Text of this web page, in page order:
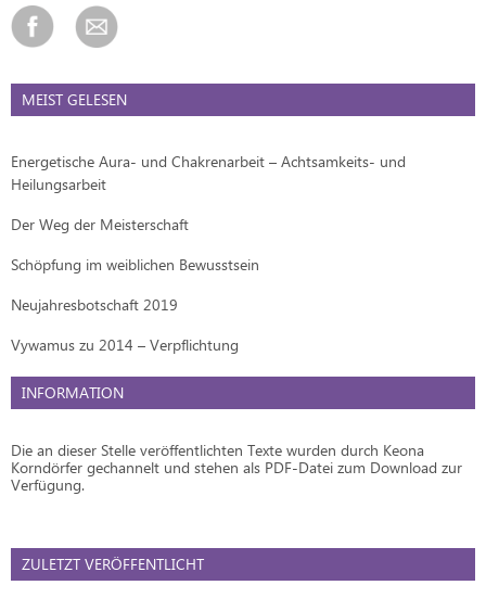
MEIST GELESEN
Energetische Aura- und Chakrenarbeit – Achtsamkeits- und
Heilungsarbeit
Der Weg der Meisterschaft
Schöpfung im weiblichen Bewusstsein
Neujahresbotschaft 2019
Vywamus zu 2014 – Verpflichtung
INFORMATION
Die an dieser Stelle veröffentlichten Texte wurden durch Keona
Korndörfer gechannelt und stehen als PDF-Datei zum Download zur
Verfügung.
ZULETZT VERÖFFENTLICHT